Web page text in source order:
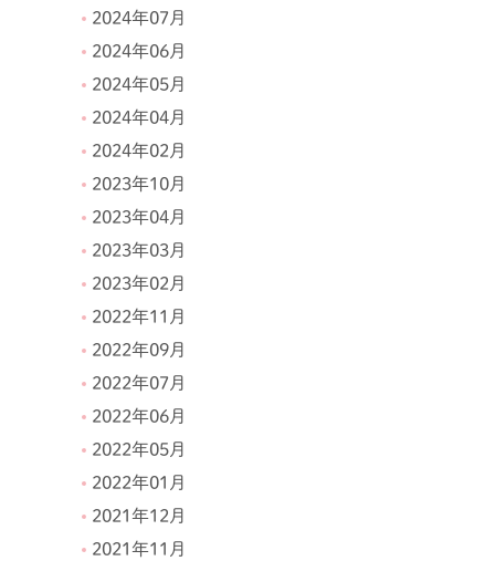
2024年07月
2024年06月
2024年05月
2024年04月
2024年02月
2023年10月
2023年04月
2023年03月
2023年02月
2022年11月
2022年09月
2022年07月
2022年06月
2022年05月
2022年01月
2021年12月
2021年11月